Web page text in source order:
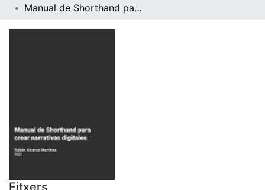
Manual de Shorthand para crear narrativas digitales
Fitxers